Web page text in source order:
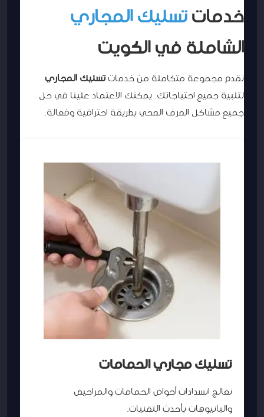
خدماتتسليك المجاري
الشاملة في الكويت
نقدم مجموعة متكاملة من خدماتتسليك المجاري
لتلبية جميع احتياجاتك. يمكنك الاعتماد علينا في حل
جميع مشاكل الصرف الصحي بطريقة احترافية وفعالة.
تسليك مجاري الحمامات
نعالج انسدادات أحواض الحمامات والمراحيض
والبانيوهات بأحدث التقنيات.